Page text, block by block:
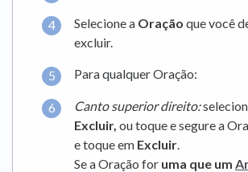
Selecione a Oração que você
excluir.
Para qualquer Oração:
Canto superior direito:
Excluir, ou toque e segure a
e toque em Excluir.
Se a Oração for uma que um